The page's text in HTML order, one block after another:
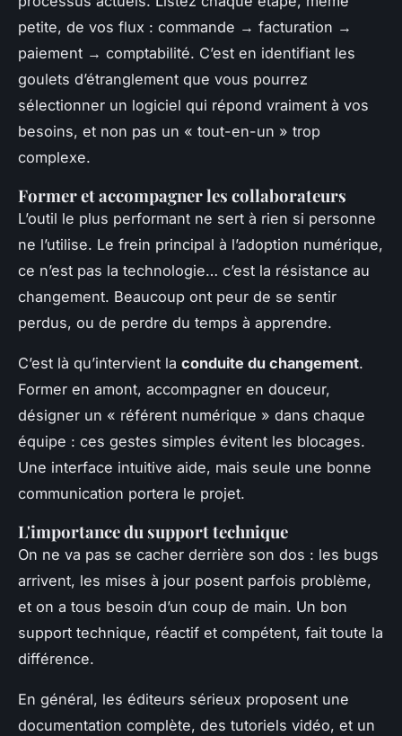
petite, de vos flux : commande → facturation →
paiement → comptabilité. C’est en identifiant les
goulets d’étranglement que vous pourrez
sélectionner un logiciel qui répond vraiment à vos
besoins, et non pas un « tout-en-un » trop
complexe.
Former et accompagner les collaborateurs
L’outil le plus performant ne sert à rien si personne
ne l’utilise. Le frein principal à l’adoption numérique,
ce n’est pas la technologie… c’est la résistance au
changement. Beaucoup ont peur de se sentir
perdus, ou de perdre du temps à apprendre.
C’est là qu’intervient la conduite du changement.
Former en amont, accompagner en douceur,
désigner un « référent numérique » dans chaque
équipe : ces gestes simples évitent les blocages.
Une interface intuitive aide, mais seule une bonne
communication portera le projet.
L'importance du support technique
On ne va pas se cacher derrière son dos : les bugs
arrivent, les mises à jour posent parfois problème,
et on a tous besoin d’un coup de main. Un bon
support technique, réactif et compétent, fait toute la
différence.
En général, les éditeurs sérieux proposent une
documentation complète, des tutoriels vidéo, et un